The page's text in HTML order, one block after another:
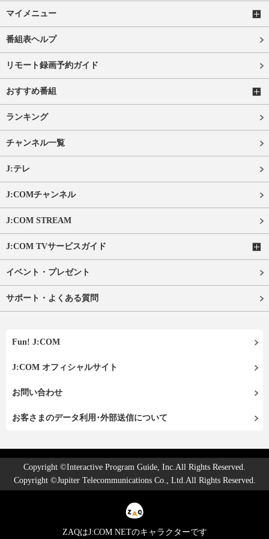
マイメニュー
番組表ヘルプ
リモート録画予約ガイド
おすすめ番組
ランキング
チャンネル一覧
J:テレ
J:COMチャンネル
J:COM STREAM
J:COM TVサービスガイド
イベント・プレゼント
サポート・よくある質問
Fun! J:COM
J:COM オフィシャルサイト
お問い合わせ
お客さまのデータ利用･外部送信について
Copyright ©Interactive Program Guide, Inc.All Rights Reserved.
Copyright ©Jupiter Telecommunications Co., Ltd.All Rights Reserved.
ZAQはJ:COM NETのキャラクターです